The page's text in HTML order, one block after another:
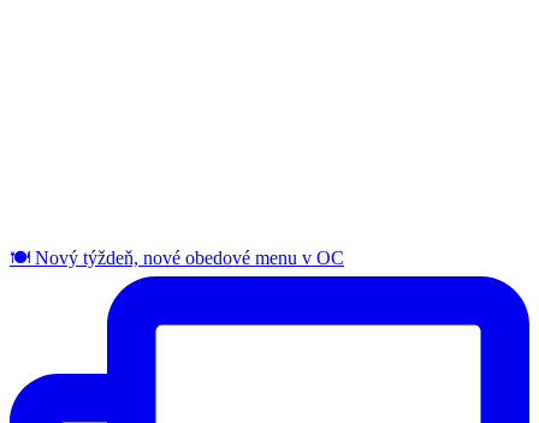
🍽️ Nový týždeň, nové obedové menu v OC